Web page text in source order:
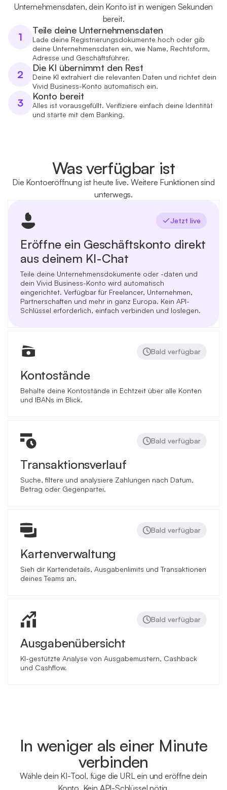
Unternehmensdaten, dein Konto ist in wenigen Sekunden
bereit.
1
Teile deine Unternehmensdaten
Lade deine Registrierungsdokumente hoch oder gib
deine Unternehmensdaten ein, wie Name, Rechtsform,
Adresse und Geschäftsführer.
2
Die KI übernimmt den Rest
Deine KI extrahiert die relevanten Daten und richtet dein
Vivid Business-Konto automatisch ein.
3
Konto bereit
Alles ist vorausgefüllt. Verifiziere einfach deine Identität
und starte mit dem Banking.
Was verfügbar ist
Die Kontoeröffnung ist heute live. Weitere Funktionen sind
unterwegs.
Jetzt live
Eröffne ein Geschäftskonto direkt
aus deinem KI-Chat
Teile deine Unternehmensdokumente oder -daten und
dein Vivid Business-Konto wird automatisch
eingerichtet. Verfügbar für Freelancer, Unternehmen,
Partnerschaften und mehr in ganz Europa. Kein API-
Schlüssel erforderlich, einfach verbinden und loslegen.
Bald verfügbar
Kontostände
Behalte deine Kontostände in Echtzeit über alle Konten
und IBANs im Blick.
Bald verfügbar
Transaktionsverlauf
Suche, filtere und analysiere Zahlungen nach Datum,
Betrag oder Gegenpartei.
Bald verfügbar
Kartenverwaltung
Sieh dir Kartendetails, Ausgabenlimits und Transaktionen
deines Teams an.
Bald verfügbar
Ausgabenübersicht
KI-gestützte Analyse von Ausgabemustern, Cashback
und Cashflow.
In weniger als einer Minute
verbinden
Wähle dein KI-Tool, füge die URL ein und eröffne dein
Konto. Kein API-Schlüssel nötig.